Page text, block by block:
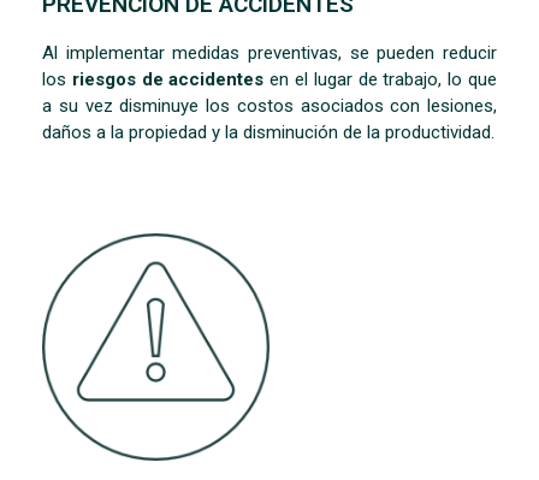
Al implementar medidas preventivas, se pueden reducir
los riesgos de accidentesen el lugar de trabajo, lo que
a su vez disminuye los costos asociados con lesiones,
daños a la propiedad y la disminución de la productividad.